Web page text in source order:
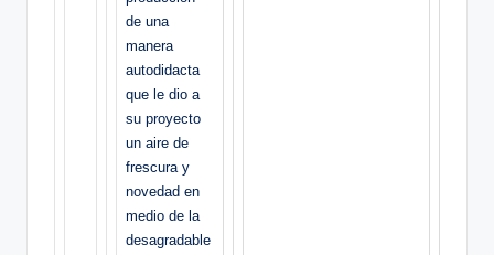
de una
manera
autodidacta
que le dio a
su proyecto
un aire de
frescura y
novedad en
medio de la
desagradable